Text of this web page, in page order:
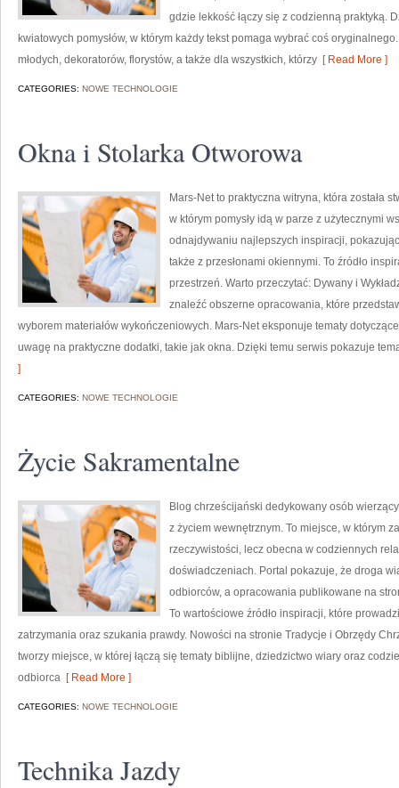
gdzie lekkość łączy się z codzienną praktyką.
kwiatowych pomysłów, w którym każdy tekst pomaga wybrać coś
młodych, dekoratorów, florystów, a także dla wszystkich, którzy [ Read More ]
CATEGORIES: NOWE TECHNOLOGIE
Okna i Stolarka Otworowa
Mars-Net to praktyczna witryna, która została
w którym pomysły idą w parze z użytecznymi
odnajdywaniu najlepszych inspiracji,
także z przesłonami okiennymi. To źródło
przestrzeń. Warto przeczytać: Dywany i
znaleźć obszerne opracowania, które
wyborem materiałów wykończeniowych. Mars-Net eksponuje tematy
uwagę na praktyczne dodatki, takie jak okna. Dzięki temu serwis pokazuje
]
CATEGORIES: NOWE TECHNOLOGIE
Życie Sakramentalne
Blog chrześcijański dedykowany osób
z życiem wewnętrznym. To miejsce, w którym
rzeczywistości, lecz obecna w codziennych
doświadczeniach. Portal pokazuje, że droga
odbiorców, a opracowania publikowane na
To wartościowe źródło inspiracji, które
zatrzymania oraz szukania prawdy. Nowości na stronie Tradycje i Obrzędy
tworzy miejsce, w której łączą się tematy biblijne, dziedzictwo wiary oraz
odbiorca [ Read More ]
CATEGORIES: NOWE TECHNOLOGIE
Technika Jazdy